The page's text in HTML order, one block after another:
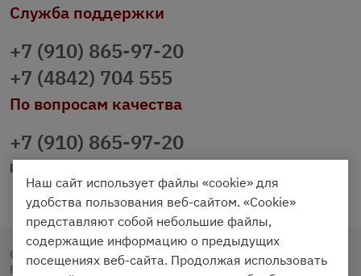
Служба поддержки
+7 (910) 865-97-20
+7 (4842) 704 555
По вопросам качества
+7 (910) 865-97-20
prazdnichniy40@palmi.ru
Copyright © 2020 - 2026. Праздничный Стол.
Разработка и продвижение - Vegas Studio
Наш сайт использует файлы «cookie» для
удобства пользования веб-сайтом. «Cookie»
представляют собой небольшие файлы,
содержащие информацию о предыдущих
посещениях веб-сайта. Продолжая использовать